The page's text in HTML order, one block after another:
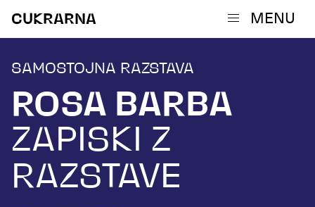
CUKRARNA MENU
SAMOSTOJNA RAZSTAVA
ROSA BARBA
ZAPISKI Z
RAZSTAVE